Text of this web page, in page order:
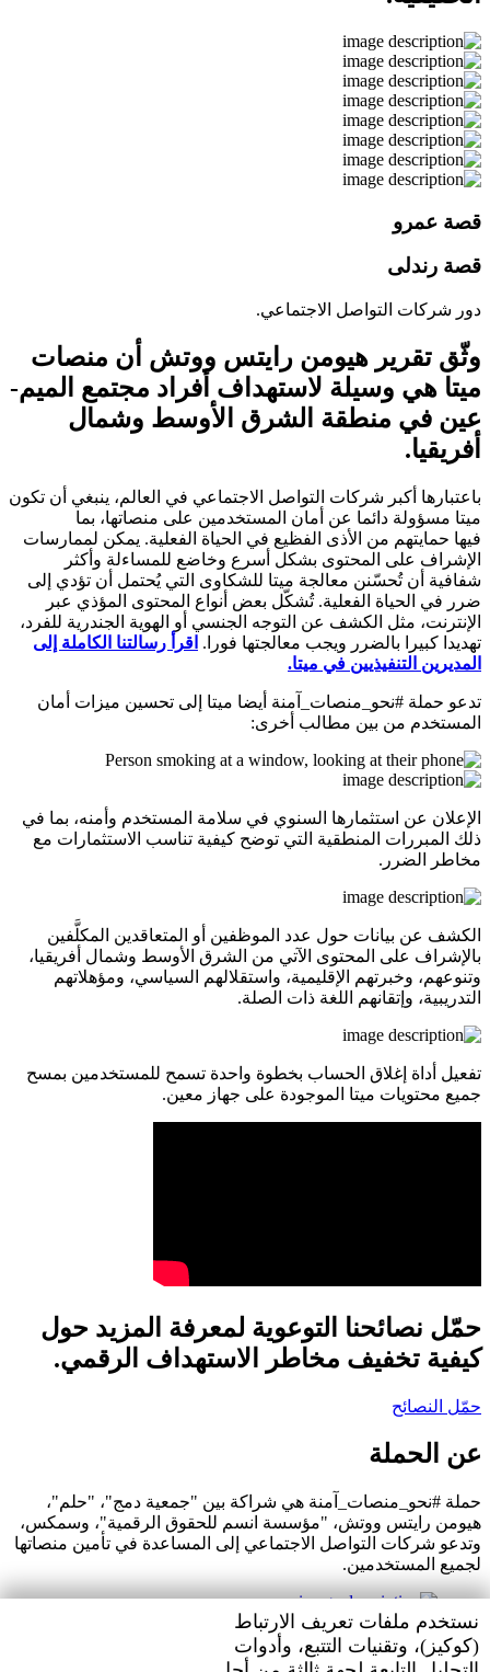
قصة عمرو
قصة رندلى
دور شركات التواصل الاجتماعي.
وثّق تقرير هيومن رايتس ووتش أن منصات
ميتا هي وسيلة لاستهداف أفراد مجتمع الميم-
عين في منطقة الشرق الأوسط وشمال
أفريقيا.
باعتبارها أكبر شركات التواصل الاجتماعي في العالم، ينبغي أن تكون
ميتا مسؤولة دائما عن أمان المستخدمين على منصاتها، بما
فيها حمايتهم من الأذى الفظيع في الحياة الفعلية. يمكن لممارسات
الإشراف على المحتوى بشكل أسرع وخاضع للمساءلة وأكثر
شفافية أن تُحسّنن معالجة ميتا للشكاوى التي يُحتمل أن تؤدي إلى
ضرر في الحياة الفعلية. تُشكّل بعض أنواع المحتوى المؤذي عبر
الإنترنت، مثل الكشف عن التوجه الجنسي أو الهوية الجندرية للفرد،
تهديدا كبيرا بالضرر ويجب معالجتها فورا. اقرأ رسالتنا الكاملة إلى
المديرين التنفيذيين في ميتا.
تدعو حملة #نحو_منصات_آمنة أيضا ميتا إلى تحسين ميزات أمان
المستخدم من بين مطالب أخرى:
الإعلان عن استثمارها السنوي في سلامة المستخدم وأمنه، بما في
ذلك المبررات المنطقية التي توضح كيفية تناسب الاستثمارات مع
مخاطر الضرر.
الكشف عن بيانات حول عدد الموظفين أو المتعاقدين المكلَّفين
بالإشراف على المحتوى الآتي من الشرق الأوسط وشمال أفريقيا،
وتنوعهم، وخبرتهم الإقليمية، واستقلالهم السياسي، ومؤهلاتهم
التدريبية، وإتقانهم اللغة ذات الصلة.
تفعيل أداة إغلاق الحساب بخطوة واحدة تسمح للمستخدمين بمسح
جميع محتويات ميتا الموجودة على جهاز معين.
حمّل نصائحنا التوعوية لمعرفة المزيد حول
كيفية تخفيف مخاطر الاستهداف الرقمي.
حمّل النصائح
عن الحملة
حملة #نحو_منصات_آمنة هي شراكة بين "جمعية دمج"، "حلم"،
هيومن رايتس ووتش، "مؤسسة انسم للحقوق الرقمية"، وسمكس،
وتدعو شركات التواصل الاجتماعي إلى المساعدة في تأمين منصاتها
لجميع المستخدمين.
Human
Rights
Watch
نستخدم ملفات تعريف الارتباط
(كوكيز)، وتقنيات التتبع، وأدوات